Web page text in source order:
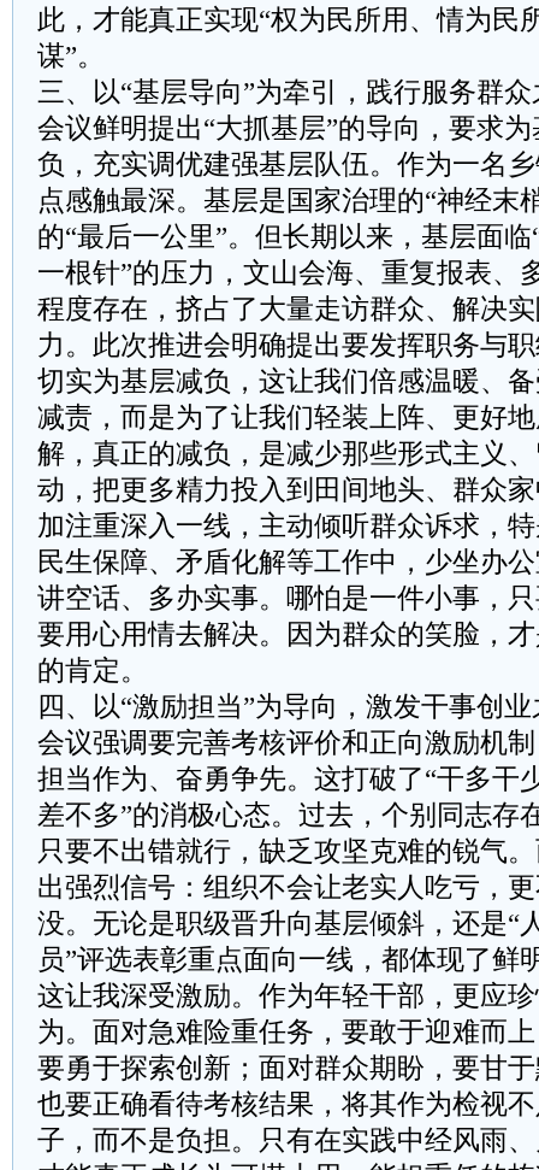
此，才能真正实现“权为民所用、情为民
谋”。
三、以“基层导向”为牵引，践行服务群众
会议鲜明提出“大抓基层”的导向，要求
负，充实调优建强基层队伍。作为一名
点感触最深。基层是国家治理的“神经末
的“最后一公里”。但长期以来，基层面
一根针”的压力，文山会海、重复报表、
程度存在，挤占了大量走访群众、解决
力。此次推进会明确提出要发挥职务与
切实为基层减负，这让我们倍感温暖、
减责，而是为了让我们轻装上阵、更好
解，真正的减负，是减少那些形式主义
动，把更多精力投入到田间地头、群众
加注重深入一线，主动倾听群众诉求，
民生保障、矛盾化解等工作中，少坐办
讲空话、多办实事。哪怕是一件小事，
要用心用情去解决。因为群众的笑脸，
的肯定。
四、以“激励担当”为导向，激发干事创
会议强调要完善考核评价和正向激励机
担当作为、奋勇争先。这打破了“干多干
差不多”的消极心态。过去，个别同志存
只要不出错就行，缺乏攻坚克难的锐气
出强烈信号：组织不会让老实人吃亏，
没。无论是职级晋升向基层倾斜，还是“
员”评选表彰重点面向一线，都体现了鲜
这让我深受激励。作为年轻干部，更应
为。面对急难险重任务，要敢于迎难而
要勇于探索创新；面对群众期盼，要甘
也要正确看待考核结果，将其作为检视
子，而不是负担。只有在实践中经风雨